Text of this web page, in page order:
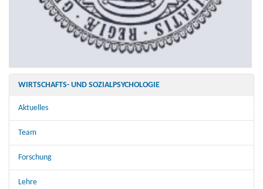
WIRTSCHAFTS- UND SOZIALPSYCHOLOGIE
Aktuelles
Team
Forschung
Lehre